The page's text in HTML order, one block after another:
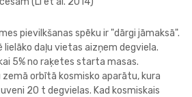
pievilkšanas spēku ir "dārgi jāmaksā".
lielāko daļu vietas aizņem degviela.
5% no raķetes starta masas.
orbītā kosmisko aparātu, kura
20 t degvielas. Kad kosmiskais